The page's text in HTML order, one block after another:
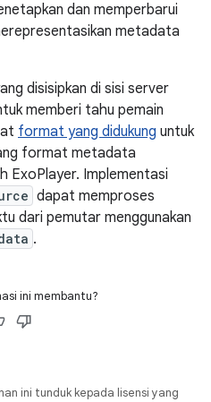
dan memperbarui
metadata
disisipkan di sisi server
memberi tahu pemain
format yang didukung untuk
format metadata
ExoPlayer. Implementasi
dapat memproses
dari pemutar menggunakan
.
ini membantu?
ini tunduk kepada lisensi yang